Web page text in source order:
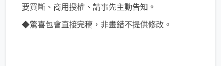
要買斷、商用授權、請事先主動告知。
◆驚喜包會直接完稿，非畫錯不提供修改。